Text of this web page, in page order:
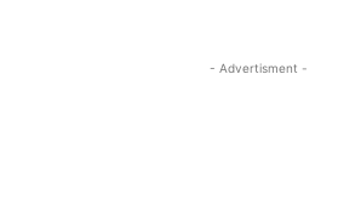
- Advertisment -